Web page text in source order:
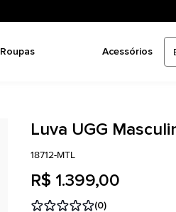
Roupas Acessórios
Luva UGG
18712-MTL
R$ 1.399,00
(0)